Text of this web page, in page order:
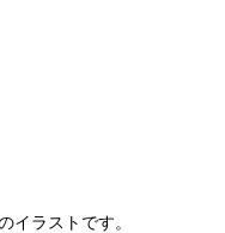
イラストです。